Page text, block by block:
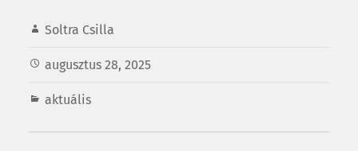
Soltra Csilla
augusztus 28, 2025
aktuális